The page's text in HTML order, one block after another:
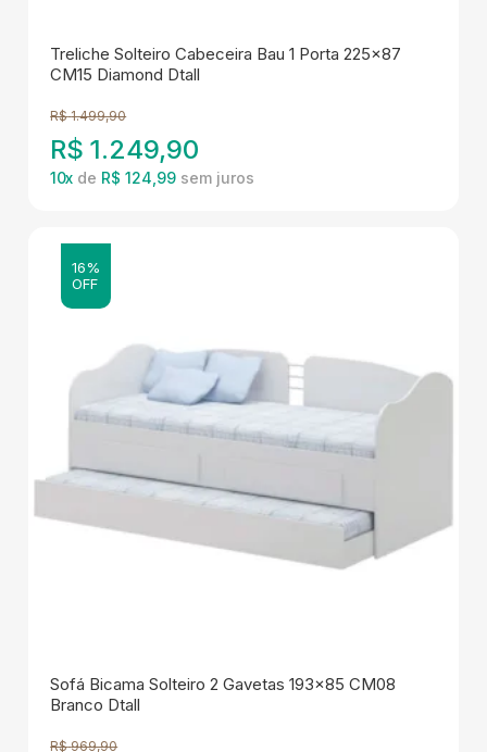
Treliche Solteiro Cabeceira Bau 1 Porta 225x87
CM15 Diamond Dtall
R$ 1.499,90
R$ 1.249,90
10x de R$ 124,99
16%
OFF
Sofá Bicama Solteiro 2 Gavetas 193x85 CM08
Branco Dtall
R$ 969,90